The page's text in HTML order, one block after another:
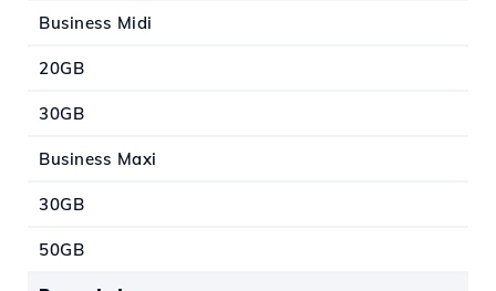
Business Midi
20GB
30GB
Business Maxi
30GB
50GB